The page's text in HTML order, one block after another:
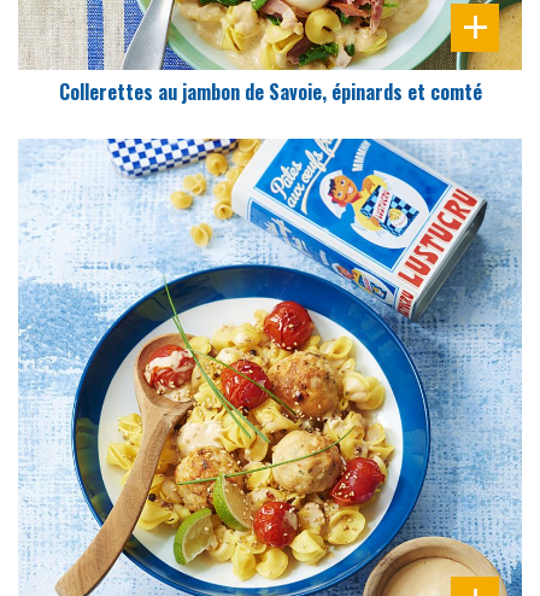
Collerettes au jambon de Savoie, épinards et comté
DIFFICULTÉ
PRÉPARATION
15 Min